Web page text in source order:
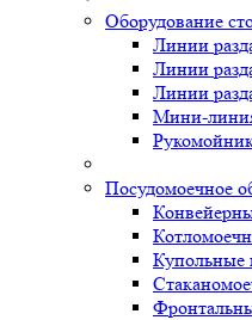
Оборудование
Линии
Линии
Линии
Мини-
Посудомоечное
Купольные